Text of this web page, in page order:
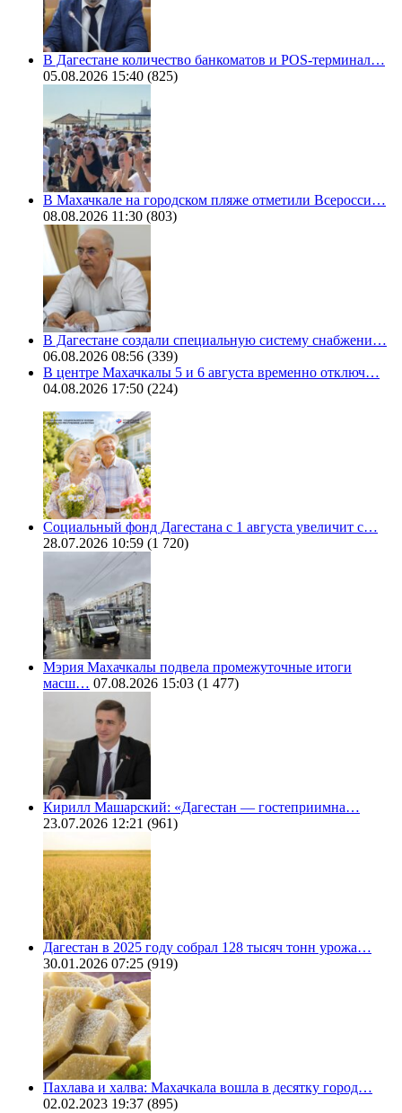
В Дагестане количество банкоматов и POS-терминал…
05.08.2026 15:40 (825)
В Махачкале на городском пляже отметили Всеросси…
08.08.2026 11:30 (803)
В Дагестане создали специальную систему снабжени…
06.08.2026 08:56 (339)
В центре Махачкалы 5 и 6 августа временно отключ…
04.08.2026 17:50 (224)
Социальный фонд Дагестана с 1 августа увеличит с…
28.07.2026 10:59 (1 720)
Мэрия Махачкалы подвела промежуточные итоги
масш… 07.08.2026 15:03 (1 477)
Кирилл Машарский: «Дагестан — гостеприимна…
23.07.2026 12:21 (961)
Дагестан в 2025 году собрал 128 тысяч тонн урожа…
30.01.2026 07:25 (919)
Пахлава и халва: Махачкала вошла в десятку город…
02.02.2023 19:37 (895)